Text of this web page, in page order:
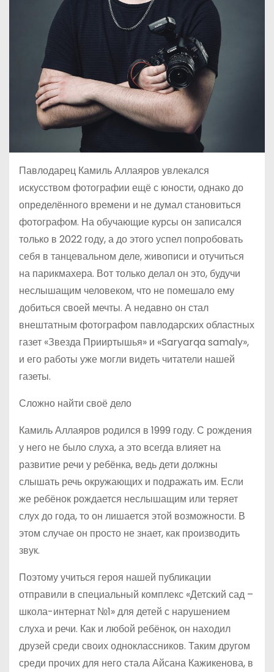
Павлодарец Камиль Аллаяров увлекался
искусством фотографии ещё с юности, однако до
определённого времени и не думал становиться
фотографом. На обучающие курсы он записался
только в 2022 году, а до этого успел попробовать
себя в танцевальном деле, живописи и отучиться
на парикмахера. Вот только делал он это, будучи
неслышащим человеком, что не помешало ему
добиться своей мечты. А недавно он стал
внештатным фотографом павлодарских областных
газет «Звезда Прииртышья» и «Saryarqa samaly»,
и его работы уже могли видеть читатели нашей
газеты.
Сложно найти своё дело
Камиль Аллаяров родился в 1999 году. С рождения
у него не было слуха, а это всегда влияет на
развитие речи у ребёнка, ведь дети должны
слышать речь окружающих и подражать им. Если
же ребёнок рождается неслышащим или теряет
слух до года, то он лишается этой возможности. В
этом случае он просто не знает, как производить
звук.
Поэтому учиться героя нашей публикации
отправили в специальный комплекс «Детский сад –
школа-интернат №1» для детей с нарушением
слуха и речи. Как и любой ребёнок, он находил
друзей среди своих одноклассников. Таким другом
среди прочих для него стала Айсана Кажикенова, в